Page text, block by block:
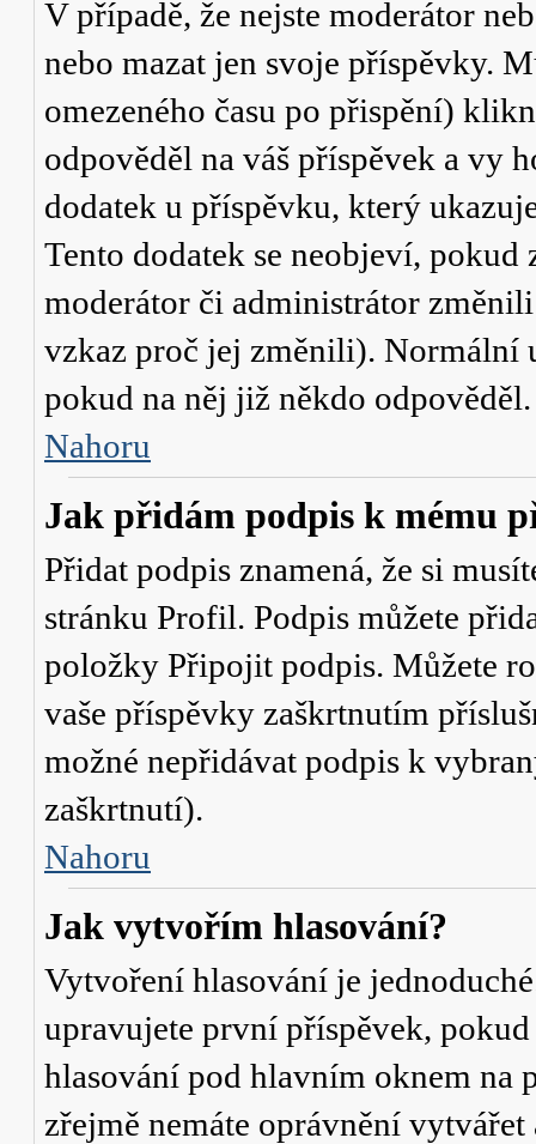
V případě, že nejste moderátor
nebo mazat jen svoje příspěvky.
omezeného času po přispění)
odpověděl na váš příspěvek a vy
dodatek u příspěvku, který
Tento dodatek se neobjeví,
moderátor či administrátor
vzkaz proč jej změnili). Normální
pokud na něj již někdo odpověděl.
Nahoru
Jak přidám podpis k mému
Přidat podpis znamená, že si
stránku Profil. Podpis můžete
položky Připojit podpis. Můžete
vaše příspěvky zaškrtnutím
možné nepřidávat podpis k
zaškrtnutí).
Nahoru
Jak vytvořím hlasování?
Vytvoření hlasování je
upravujete první příspěvek,
hlasování pod hlavním oknem na
zřejmě nemáte oprávnění